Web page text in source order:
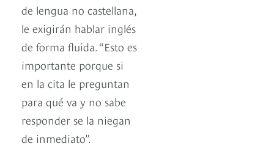
de lengua no castellana,
le exigirán hablar inglés
de forma fluida. “Esto es
importante porque si
en la cita le preguntan
para qué va y no sabe
responder se la niegan
de inmediato”.